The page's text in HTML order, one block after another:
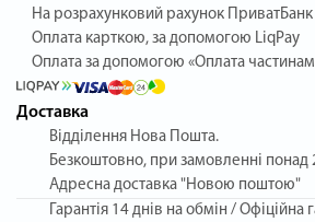
На розрахунковий рахунок ПриватБанк
Оплата карткою, за допомогою LiqPay
Оплата за допомогою «Оплата
Доставка
Відділення Нова Пошта.
Безкоштовно, при замовленні понад
Адресна доставка "Новою поштою"
Гарантія 14 днів на обмін / Офіційна